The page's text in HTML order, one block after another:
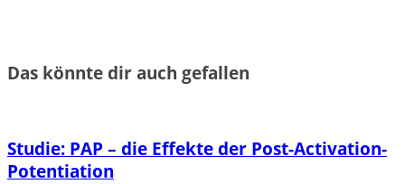
Das könnte dir auch gefallen
Studie: PAP – die Effekte der Post-Activation-
Potentiation